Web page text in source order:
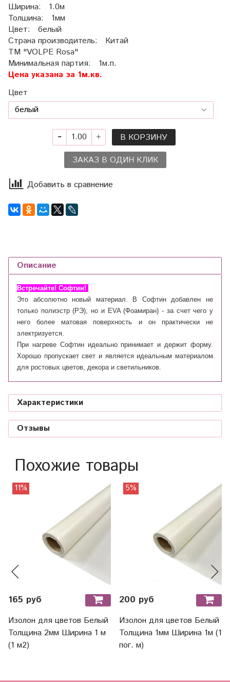
Ширина: 1.0м
Толшина: 1мм
Цвет: белый
Страна производитель: Китай
ТМ "VOLPE Rosa"
Минимальная партия: 1м.п.
Цена указана за 1м.кв.
Цвет
В КОРЗИНУ
ЗАКАЗ В ОДИН КЛИК
Добавить в сравнение
Описание
Встречайте! Софтин!
Это абсолютно новый материал. В Софтин добавлен не
только полиэстр (РЭ), но и EVA (Фоамиран) - за счет чего у
него более матовая поверхность и он практически не
электризуется.
При нагреве Софтин идеально принимает и держит форму.
Хорошо пропускает свет и является идеальным материалом
для ростовых цветов, декора и светильников.
Характеристики
Отзывы
Похожие товары
11%
165 руб
Изолон для цветов Белый
Толщина 2мм Ширина 1 м
(1 м2)
5%
200 руб
Изолон для цветов Белый
Толщина 1мм Ширина 1м (1
пог. м)